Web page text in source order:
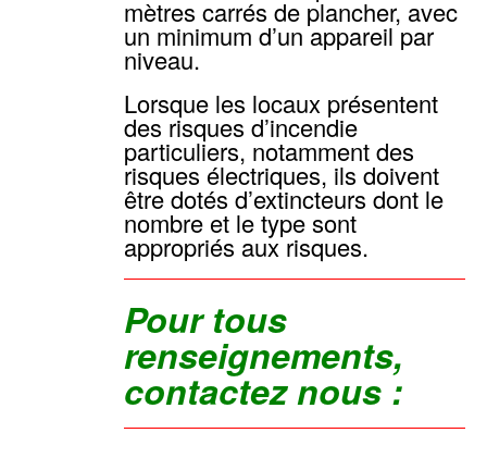
mètres carrés de plancher, avec
un minimum d’un appareil par
niveau.
Lorsque les locaux présentent
des risques d’incendie
particuliers, notamment des
risques électriques, ils doivent
être dotés d’extincteurs dont le
nombre et le type sont
appropriés aux risques.
Pour tous
renseignements,
contactez nous :